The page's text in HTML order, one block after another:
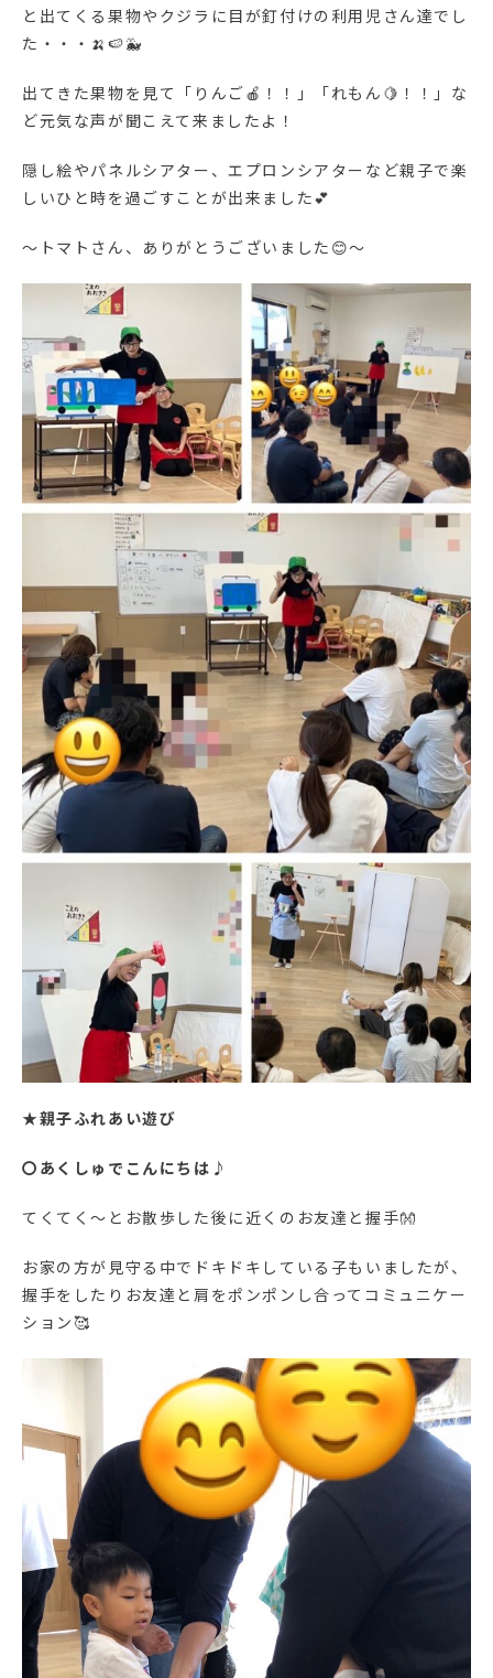
と出てくる果物やクジラに目が釘付けの利用児さん達でし
た・・・🍌🍉🐳
出てきた果物を見て「りんご🍎！！」「れもん🍋！！」な
ど元気な声が聞こえて来ましたよ！
隠し絵やパネルシアター、エプロンシアターなど親子で楽
しいひと時を過ごすことが出来ました💕
～トマトさん、ありがとうございました😊～
★親子ふれあい遊び
〇あくしゅでこんにちは♪
てくてく～とお散歩した後に近くのお友達と握手👐
お家の方が見守る中でドキドキしている子もいましたが、
握手をしたりお友達と肩をポンポンし合ってコミュニケー
ション🥰